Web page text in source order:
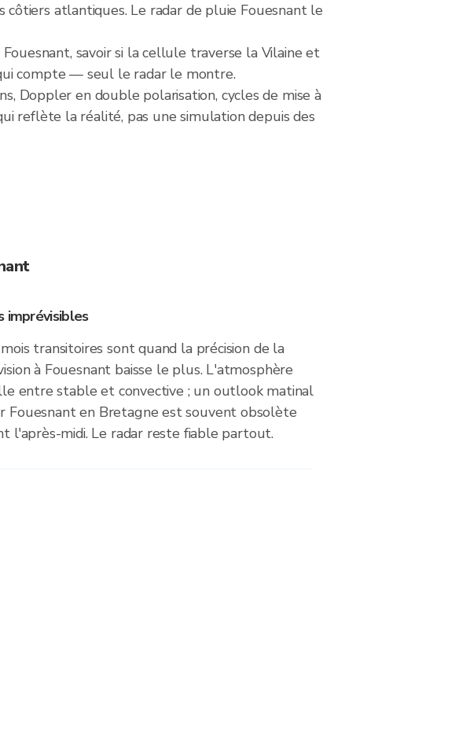
atlantiques. Le radar de pluie Fouesnant le
savoir si la cellule traverse la Vilaine et
compte — seul le radar le montre.
Doppler en double polarisation, cycles de mise à
reflète la réalité, pas une simulation depuis des
imprévisibles
transitoires sont quand la précision de la
à Fouesnant baisse le plus. L'atmosphère
entre stable et convective ; un outlook matinal
Fouesnant en Bretagne est souvent obsolète
l'après-midi. Le radar reste fiable partout.